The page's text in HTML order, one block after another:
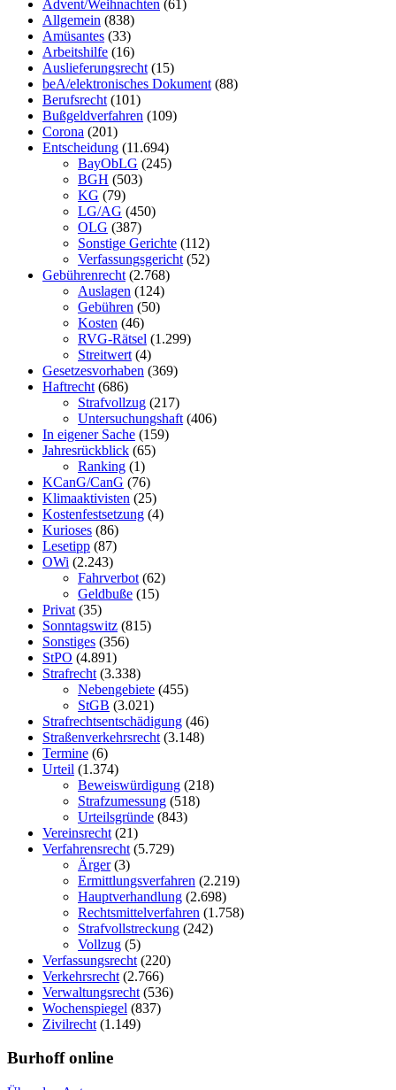
Advent/Weihnachten (61)
Allgemein (838)
Amüsantes (33)
Arbeitshilfe (16)
Auslieferungsrecht (15)
beA/elektronisches Dokument (88)
Berufsrecht (101)
Bußgeldverfahren (109)
Corona (201)
Entscheidung (11.694)
BayObLG (245)
BGH (503)
KG (79)
LG/AG (450)
OLG (387)
Sonstige Gerichte (112)
Verfassungsgericht (52)
Gebührenrecht (2.768)
Auslagen (124)
Gebühren (50)
Kosten (46)
RVG-Rätsel (1.299)
Streitwert (4)
Gesetzesvorhaben (369)
Haftrecht (686)
Strafvollzug (217)
Untersuchungshaft (406)
In eigener Sache (159)
Jahresrückblick (65)
Ranking (1)
KCanG/CanG (76)
Klimaaktivisten (25)
Kostenfestsetzung (4)
Kurioses (86)
Lesetipp (87)
OWi (2.243)
Fahrverbot (62)
Geldbuße (15)
Privat (35)
Sonntagswitz (815)
Sonstiges (356)
StPO (4.891)
Strafrecht (3.338)
Nebengebiete (455)
StGB (3.021)
Strafrechtsentschädigung (46)
Straßenverkehrsrecht (3.148)
Termine (6)
Urteil (1.374)
Beweiswürdigung (218)
Strafzumessung (518)
Urteilsgründe (843)
Vereinsrecht (21)
Verfahrensrecht (5.729)
Ärger(3)
Ermittlungsverfahren (2.219)
Hauptverhandlung (2.698)
Rechtsmittelverfahren (1.758)
Strafvollstreckung (242)
Vollzug (5)
Verfassungsrecht (220)
Verkehrsrecht (2.766)
Verwaltungsrecht (536)
Wochenspiegel (837)
Zivilrecht (1.149)
Burhoff online